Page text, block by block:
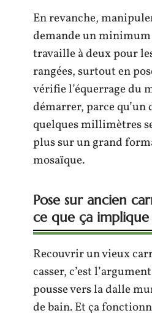
En revanche,
demande un
travaille à deux pour
rangées, surtout en
vérifie l’équerrage du
démarrer, parce qu’un
quelques millimètres
plus sur un grand
mosaïque.
Pose sur ancien
ce que ça
Recouvrir un vieux
casser, c’est
pousse vers la dalle
de bain. Et ça